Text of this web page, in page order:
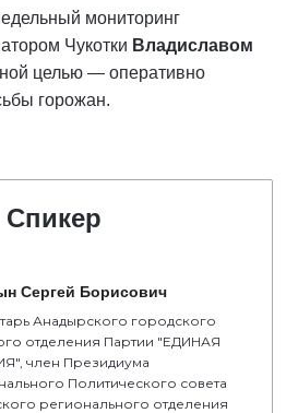
мониторинг
Чукотки Владиславом
целью — оперативно
горожан.
Спикер
Сергей Борисович
Анадырского городского
отделения Партии "ЕДИНАЯ
член Президиума
Политического совета
регионального отделения